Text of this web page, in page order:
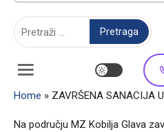
Home » ZAVRŠENA SANACIJA
Na području MZ Kobilja Glava